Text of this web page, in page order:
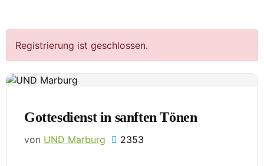
Registrierung ist geschlossen.
Gottesdienst in sanften Tönen
von UND Marburg 2353